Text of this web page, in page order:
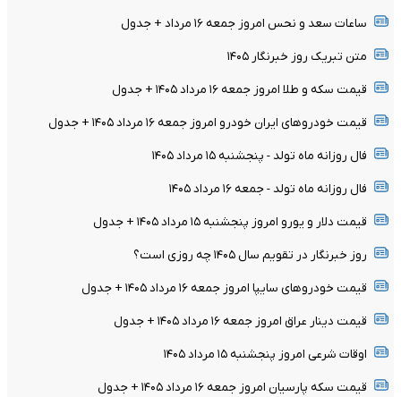
ساعات سعد و نحس امروز جمعه ۱۶ مرداد + جدول
متن تبریک روز خبرنگار ۱۴۰۵
قیمت سکه و طلا امروز جمعه ۱۶ مرداد ۱۴۰۵ + جدول
قیمت خودرو‌های ایران خودرو امروز جمعه ۱۶ مرداد ۱۴۰۵ + جدول
فال روزانه ماه تولد - پنجشنبه ۱۵ مرداد ۱۴۰۵
فال روزانه ماه تولد - جمعه ۱۶ مرداد ۱۴۰۵
قیمت دلار و یورو امروز پنجشنبه ۱۵ مرداد ۱۴۰۵ + جدول
روز خبرنگار در تقویم سال ۱۴۰۵ چه روزی است؟
قیمت خودرو‌های سایپا امروز جمعه ۱۶ مرداد ۱۴۰۵ + جدول
قیمت دینار عراق امروز جمعه ۱۶ مرداد ۱۴۰۵ + جدول
اوقات شرعی امروز پنجشنبه ۱۵ مرداد ۱۴۰۵
قیمت سکه پارسیان امروز جمعه ۱۶ مرداد ۱۴۰۵ + جدول